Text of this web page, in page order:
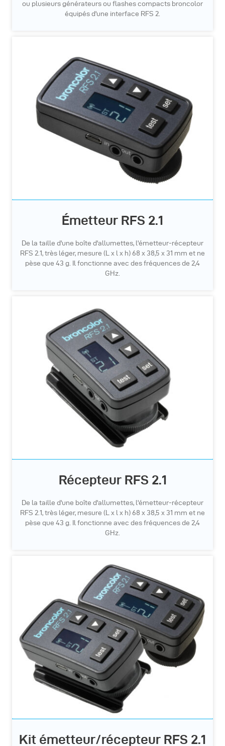
ou plusieurs générateurs ou flashes compacts broncolor
équipés d'une interface RFS 2.
Émetteur RFS 2.1
De la taille d'une boîte d'allumettes, l'émetteur-récepteur
RFS 2.1, très léger, mesure (L x l x h) 68 x 38,5 x 31 mm et ne
pèse que 43 g. Il fonctionne avec des fréquences de 2,4
GHz.
Récepteur RFS 2.1
De la taille d'une boîte d'allumettes, l'émetteur-récepteur
RFS 2.1, très léger, mesure (L x l x h) 68 x 38,5 x 31 mm et ne
pèse que 43 g. Il fonctionne avec des fréquences de 2,4
GHz.
Kit émetteur/récepteur RFS 2.1